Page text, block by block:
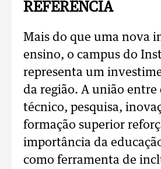
REFERÊNCIA
Mais do que uma nova
ensino, o campus do
representa um
da região. A união entre
técnico, pesquisa,
formação superior
importância da
como ferramenta de